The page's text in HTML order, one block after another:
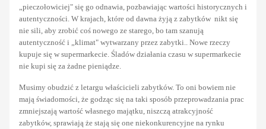
„pieczołowiciej" się go odnawia, pozbawiając wartości historycznych i
autentyczności. W krajach, które od dawna żyją z zabytków nikt się
nie sili, aby zrobić coś nowego ze starego, bo tam szanują
autentyczność i „klimat" wytwarzany przez zabytki.. Nowe rzeczy
kupuje się w supermarkecie. Śladów działania czasu w supermarkecie
nie kupi się za żadne pieniądze.
Musimy obudzić z letargu właścicieli zabytków. To oni bowiem nie
mają świadomości, że godząc się na taki sposób przeprowadzania prac
zmniejszają wartość własnego majątku, niszczą atrakcyjność
zabytków, sprawiają że stają się one niekonkurencyjne na rynku